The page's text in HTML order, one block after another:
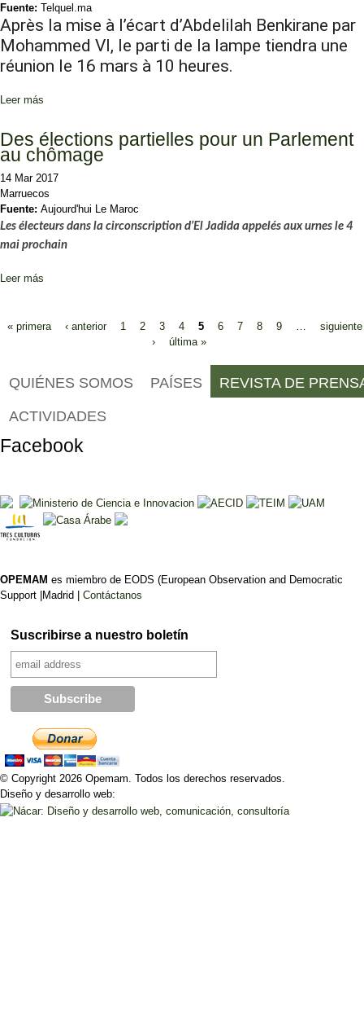
Fuente: Telquel.ma
Après la mise à l’écart d’Abdelilah Benkirane par
Mohammed VI, le parti de la lampe tiendra une
réunion le 16 mars à 10 heures.
Leer más
Des élections partielles pour un Parlement
au chômage
14 Mar 2017
Marruecos
Fuente: Aujourd'hui Le Maroc
Les électeurs dans la circonscription d’El Jadida appelés aux urnes le 4
mai prochain
Leer más
Páginas
« primera ‹ anterior 1 2 3 4 5 6 7 8 9
siguiente
›
última »
QUIÉNES SOMOS PAÍSES REVISTA DE
ACTIVIDADES
Facebook
OPEMAM es miembro de EODS (European Observation and Democratic
Support |Madrid | Contáctanos
Suscribirse a nuestro boletín
© Copyright 2026 Opemam. Todos los derechos reservados.
Diseño y desarrollo web: